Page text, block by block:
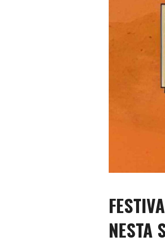
NESTA